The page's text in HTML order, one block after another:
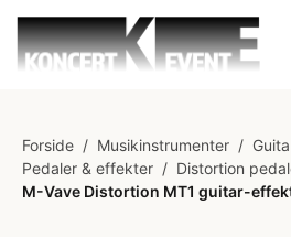
Forside / Musikinstrumenter /
Pedaler & effekter / Distortion
M-Vave Distortion MT1 guitar-